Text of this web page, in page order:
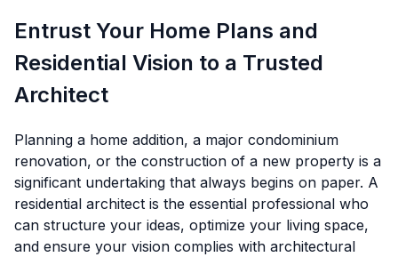
Entrust Your Home Plans and
Residential Vision to a Trusted
Architect
Planning a home addition, a major condominium
renovation, or the construction of a new property is a
significant undertaking that always begins on paper. A
residential architect is the essential professional who
can structure your ideas, optimize your living space,
and ensure your vision complies with architectural